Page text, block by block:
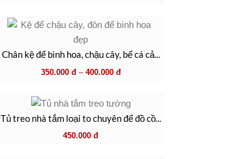
Chân kệ để bình hoa, chậu cây, bể cá cả...
350.000 đ– 400.000 đ
Tủ treo nhà tắm loại to chuyên để đồ cồ...
450.000 đ